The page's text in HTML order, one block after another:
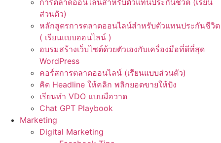
การตลาดออนไลน์สำหรับตัวแทนประกันชีวิต (เรียน
ส่วนตัว)
หลักสูตรการตลาดออนไลน์สำหรับตัวแทนประกันชีวิต
( เรียนแบบออนไลน์ )
อบรมสร้างเว็บไซต์ด้วยตัวเองกับเครื่องมือที่ดีที่สุด
WordPress
คอร์สการตลาดออนไลน์ (เรียนแบบส่วนตัว)
คิด Headline ให้คลิก พลิกยอดขายให้ปัง
เรียนทำ VDO แบบมือวาด
Chat GPT Playbook
Marketing
Digital Marketing